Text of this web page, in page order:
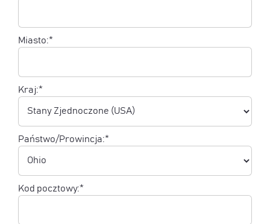
Miasto:*
Kraj:*
Państwo/Prowincja:*
Kod pocztowy:*